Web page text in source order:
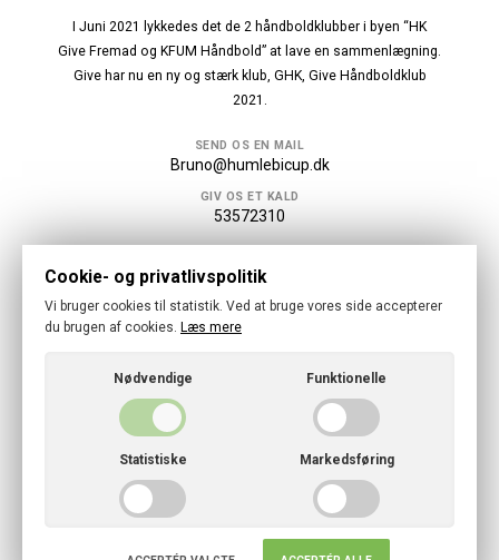
I Juni 2021 lykkedes det de 2 håndboldklubber i byen “HK
Give Fremad og KFUM Håndbold” at lave en sammenlægning.
Give har nu en ny og stærk klub, GHK, Give Håndboldklub
2021.
SEND OS EN MAIL
Bruno@humlebicup.dk
GIV OS ET KALD
53572310
Følg os
© 2026 · Give Håndboldklub
Cookies- og privatlivspolitik
Cookie- og privatlivspolitik
Vi bruger cookies til statistik. Ved at bruge vores side accepterer
du brugen af cookies. Læs mere
Nødvendige Funktionelle
Statistiske Markedsføring